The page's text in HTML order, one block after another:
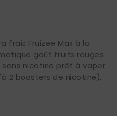
frais Fruizee Max à la
goût fruits rouges
nicotine prêt à vaper
2 boosters de nicotine).